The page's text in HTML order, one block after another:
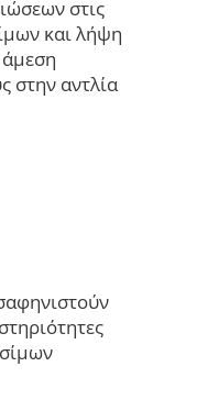
στις
και λήψη
στην αντλία